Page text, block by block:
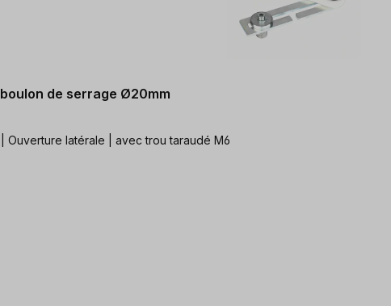
de serrage Ø20mm
Ouverture latérale | avec trou taraudé M6